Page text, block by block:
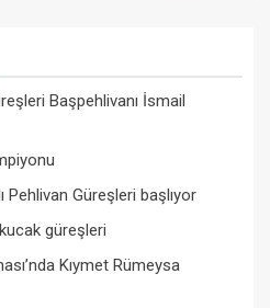
Başpehlivanı İsmail
Pehlivan Güreşleri başlıyor
güreşleri
Kıymet Rümeysa